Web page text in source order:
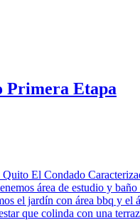
Primera Etapa
El Condado
área de estudio y
el jardín con área bbq y
que colinda con una